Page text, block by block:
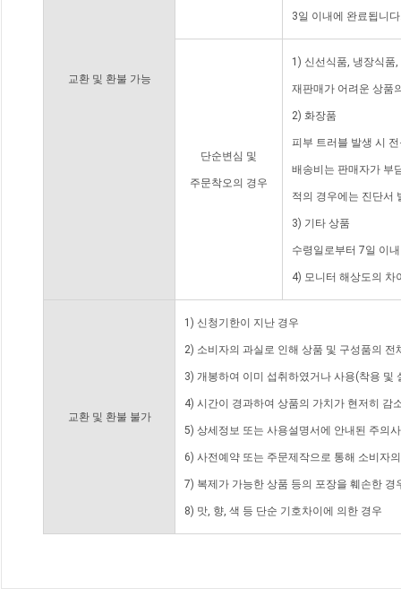
교환 및 환불 가능
3일 이내에 완료됩니
단순변심 및
주문착오의 경우
1) 신선식품, 냉장식품
재판매가 어려운 상품
2) 화장품
피부 트러블 발생 시
배송비는 판매자가 부
적의 경우에는 진단서
3) 기타 상품
수령일로부터 7일 이
4) 모니터 해상도의 차
교환 및 환불 불가
1) 신청기한이 지난 경우
2) 소비자의 과실로 인해 상품 및 구성품의
3) 개봉하여 이미 섭취하였거나 사용(착용 및
4) 시간이 경과하여 상품의 가치가 현저히 감
5) 상세정보 또는 사용설명서에 안내된 주의
6) 사전예약 또는 주문제작으로 통해 소비자
7) 복제가 가능한 상품 등의 포장을 훼손한 경
8) 맛, 향, 색 등 단순 기호차이에 의한 경우